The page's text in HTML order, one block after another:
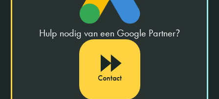
Hulp nodig van een Google Partner?
Contact